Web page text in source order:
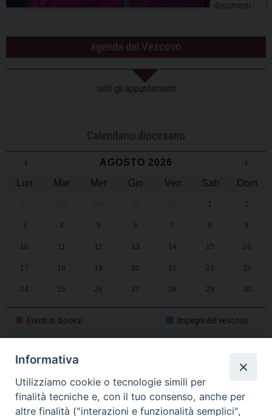
documenti
agenda del Vescovo
tutti gli appuntamenti
Calendario diocesano
‹ AGOSTO 2026
›
Lun
Mar Mer Gio Ven Sab Dom
1 2
3 4 5 6 7 8 9
10 11 12 13 14 15 16
17 18 19 20 21 22 23
24 25 26 27 28 29 30
Eventi in diocesi Impegni del vescovo
CALENDARIO PASTORALE 2025-2026
Informativa
Utilizziamo cookie o tecnologie simili per
finalità tecniche e, con il tuo consenso, anche per
altre finalità ("interazioni e funzionalità semplici",